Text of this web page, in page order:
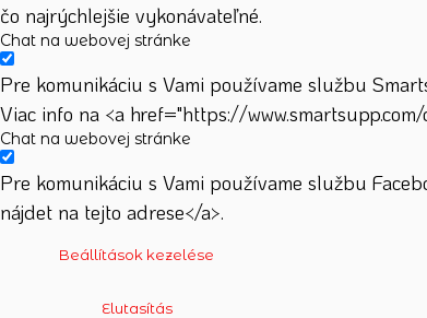
čo najrýchlejšie vykonávateľné.
Chat na webovej stránke
Pre komunikáciu s Vami používame službu
Viac info na <a href="https://
Chat na webovej stránke
Pre komunikáciu s Vami používame službu
nájdet na tejto adrese</a>.
Beállítások kezelése
Elutasítás